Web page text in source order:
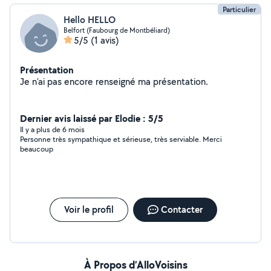
Particulier
Hello HELLO
Belfort (Faubourg de Montbéliard)
5/5 (1 avis)
Présentation
Je n'ai pas encore renseigné ma présentation.
Dernier avis laissé par Elodie : 5/5
Il y a plus de 6 mois
Personne très sympathique et sérieuse, très serviable. Merci
beaucoup
Voir le profil Contacter
À Propos d’AlloVoisins